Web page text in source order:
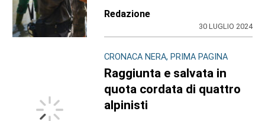
Redazione
30 LUGLIO 2024
CRONACA NERA, PRIMA PAGINA
Raggiunta e salvata in
quota cordata di quattro
alpinisti